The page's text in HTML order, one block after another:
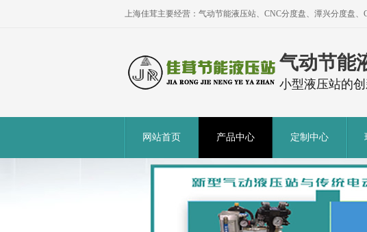
上海佳茸主要经营：气动节能液压站、CNC分度盘、潭兴分度盘
气动节能
小型液压站的
网站首页 产品中心 定制中心